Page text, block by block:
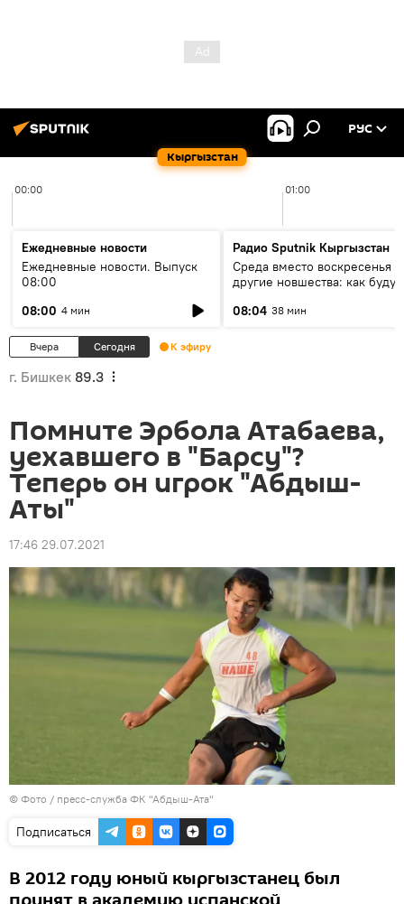
Кыргызстан
РУС
00:00 01:00
Ежедневные новости
Ежедневные новости. Выпуск
08:00
08:00 4 мин
Радио Sputnik Кыргызстан
Среда вместо воскресенья и
другие новшества: как будут
08:04 38 мин
Вчера Сегодня К эфиру
г. Бишкек 89.3
Помните Эрбола Атабаева,
уехавшего в "Барсу"?
Теперь он игрок "Абдыш-
Аты"
17:46 29.07.2021
© Фото / пресс-служба ФК "Абдыш-Ата"
Подписаться
В 2012 году юный кыргызстанец был